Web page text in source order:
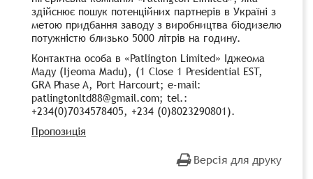
здійснює пошук потенційних партнерів в Україні з
метою придбання заводу з виробництва біодизелю
потужністю близько 5000 літрів на годину.
Контактна особа в «Patlington Limited» Іджеома
Маду (Ijeoma Madu), (1 Close 1 Presidential EST,
GRA Phase A, Port Harcourt; e-mail:
patlingtonltd88@gmail.com; tel.:
+234(0)7034578405, +234 (0)8023290801).
Пропозиція
Версія для друку